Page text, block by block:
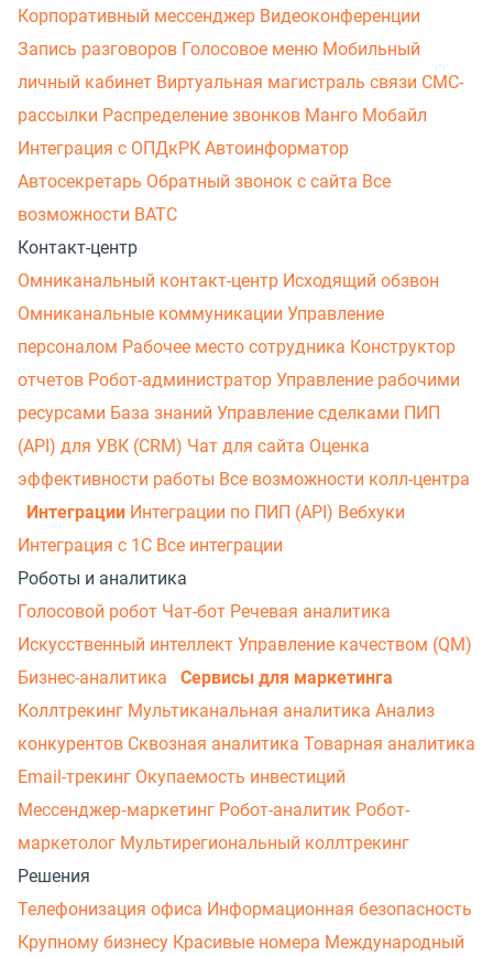
Корпоративный мессенджер Видеоконференции
Запись разговоров Голосовое меню Мобильный
личный кабинет Виртуальная магистраль связи СМС-
рассылки Распределение звонков Манго Мобайл
Интеграция с ОПДкРК Автоинформатор
Автосекретарь Обратный звонок с сайта Все
возможности ВАТС
Контакт-центр
Омниканальный контакт-центр Исходящий обзвон
Омниканальные коммуникации Управление
персоналом Рабочее место сотрудника Конструктор
отчетов Робот-администратор Управление рабочими
ресурсами База знаний Управление сделками ПИП
(API) для УВК (CRM) Чат для сайта Оценка
эффективности работы Все возможности колл-центра
Интеграции Интеграции по ПИП (API) Вебхуки
Интеграция с 1С Все интеграции
Роботы и аналитика
Голосовой робот Чат-бот Речевая аналитика
Искусственный интеллект Управление качеством (QM)
Бизнес-аналитика
Сервисы для маркетинга
Коллтрекинг Мультиканальная аналитика Анализ
конкурентов Сквозная аналитика Товарная аналитика
Email-трекинг Окупаемость инвестиций
Мессенджер‑маркетинг Робот-аналитик Робот-
маркетолог Мультирегиональный коллтрекинг
Решения
Телефонизация офиса Информационная безопасность
Крупному бизнесу Красивые номера Международный